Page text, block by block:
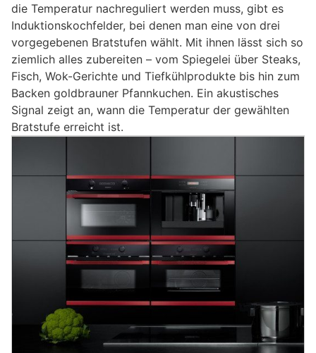
die Temperatur nachreguliert werden muss, gibt es
Induktionskochfelder, bei denen man eine von drei
vorgegebenen Bratstufen wählt. Mit ihnen lässt sich so
ziemlich alles zubereiten – vom Spiegelei über Steaks,
Fisch, Wok-Gerichte und Tiefkühlprodukte bis hin zum
Backen goldbrauner Pfannkuchen. Ein akustisches
Signal zeigt an, wann die Temperatur der gewählten
Bratstufe erreicht ist.